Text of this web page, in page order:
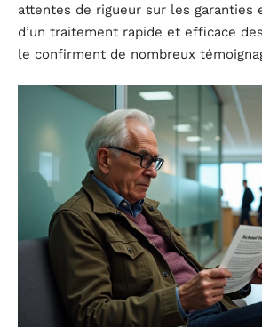
attentes de rigueur sur les garanties
d’un traitement rapide et efficace
le confirment de nombreux